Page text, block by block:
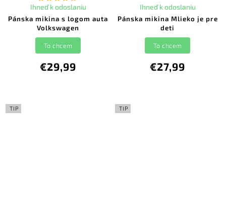
Pánska mikina s logom auta
Volkswagen
Ihneď k odoslaniu
€29,99
To chcem
Pánska mikina Mlieko je pre
deti
Ihneď k odoslaniu
€27,99
To chcem
TIP TIP